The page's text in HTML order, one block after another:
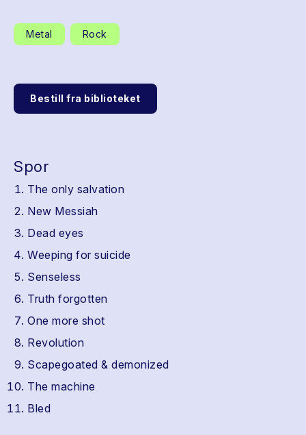
Metal Rock
Bestill fra biblioteket
Spor
The only salvation
New Messiah
Dead eyes
Weeping for suicide
Senseless
Truth forgotten
One more shot
Revolution
Scapegoated & demonized
The machine
Bled